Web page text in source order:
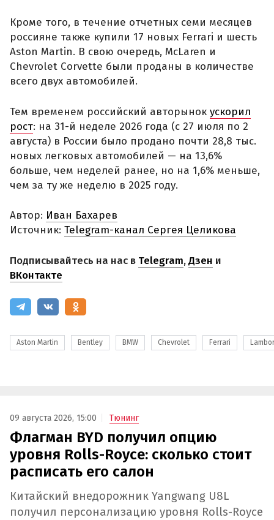
Кроме того, в течение отчетных семи месяцев
россияне также купили 17 новых Ferrari и шесть
Aston Martin. В свою очередь, McLaren и
Chevrolet Corvette были проданы в количестве
всего двух автомобилей.
Тем временем российский авторынок ускорил
рост: на 31-й неделе 2026 года (с 27 июля по 2
августа) в России было продано почти 28,8 тыс.
новых легковых автомобилей — на 13,6%
больше, чем неделей ранее, но на 1,6% меньше,
чем за ту же неделю в 2025 году.
Автор: Иван Бахарев
Источник: Telegram-канал Сергея Целикова
Подписывайтесь на нас в Telegram,Дзен и
ВКонтакте
Aston Martin Bentley BMW Chevrolet Ferrari
09 августа 2026, 15:00 Тюнинг
Флагман BYD получил опцию
уровня Rolls-Royce: сколько стоит
расписать его салон
Китайский внедорожник Yangwang U8L
получил персонализацию уровня Rolls-Royce